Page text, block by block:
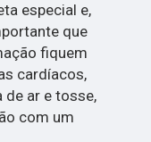
especial e,
que
fiquem
cardíacos,
ar e tosse,
com um